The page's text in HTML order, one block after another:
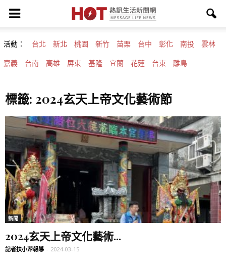
活動： 台北 新北 桃園 新竹 苗栗 台中 彰化 南投 雲林
嘉義 台南 高雄 屏東 基隆 宜蘭 花蓮 台東 離島
標籤: 2024玄天上帝文化藝術節
新聞
2024玄天上帝文化藝術...
記者扶小萍報導 - 2024-03-15